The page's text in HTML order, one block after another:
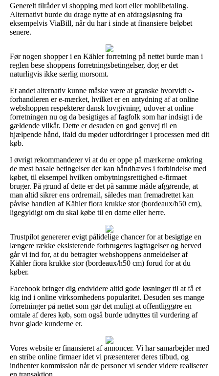
Generelt tilråder vi shopping med kort eller mobilbetaling.
Alternativt burde du drage nytte af en afdragsløsning fra
eksempelvis ViaBill, når du har i sinde at finansiere beløbet
senere.
Før nogen shopper i en Kähler forretning på nettet burde man i
reglen bese shoppens forretningsbetingelser, dog er det
naturligvis ikke særlig morsomt.
Et andet alternativ kunne måske være at granske hvorvidt e-
forhandleren er e-mærket, hvilket er en antydning af at online
webshoppen respekterer dansk lovgivning, udover at online
forretningen nu og da besigtiges af fagfolk som har indsigt i de
gældende vilkår. Dette er desuden en god genvej til en
hjælpende hånd, ifald du møder udfordringer i processen med dit
køb.
I øvrigt rekommanderer vi at du er oppe på mærkerne omkring
de mest basale betingelser der kan håndhæves i forbindelse med
købet, til eksempel hvilken ombytningsrettighed e-firmaet
bruger. På grund af dette er det på samme måde afgørende, at
man altid sikrer ens ordremail, således man fremadrettet kan
påvise handlen af Kähler fiora krukke stor (bordeaux/h50 cm),
ligegyldigt om du skal købe til en dame eller herre.
Trustpilot genererer evigt pålidelige chancer for at besigtige en
længere række eksisterende forbrugeres iagttagelser og herved
går vi ind for, at du betragter webshoppens anmeldelser af
Kähler fiora krukke stor (bordeaux/h50 cm) forud for at du
køber.
Facebook bringer dig endvidere altid gode løsninger til at få et
kig ind i online virksomhedens popularitet. Desuden ses mange
forretninger på nettet som gør det muligt at offentliggøre en
omtale af deres køb, som også burde udnyttes til vurdering af
hvor glade kunderne er.
Vores website er finansieret af annoncer. Vi har samarbejder med
en stribe online firmaer idet vi præsenterer deres tilbud, og
indhenter kommission når de personer vi sender videre realiserer
en transaktion.